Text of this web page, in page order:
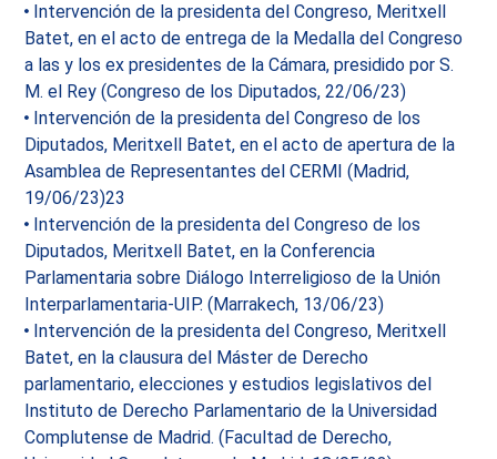
Intervención de la presidenta del Congreso, Meritxell
Batet, en el acto de entrega de la Medalla del Congreso
a las y los ex presidentes de la Cámara, presidido por S.
M. el Rey (Congreso de los Diputados, 22/06/23)
Intervención de la presidenta del Congreso de los
Diputados, Meritxell Batet, en el acto de apertura de la
Asamblea de Representantes del CERMI (Madrid,
19/06/23)23
Intervención de la presidenta del Congreso de los
Diputados, Meritxell Batet, en la Conferencia
Parlamentaria sobre Diálogo Interreligioso de la Unión
Interparlamentaria-UIP. (Marrakech, 13/06/23)
Intervención de la presidenta del Congreso, Meritxell
Batet, en la clausura del Máster de Derecho
parlamentario, elecciones y estudios legislativos del
Instituto de Derecho Parlamentario de la Universidad
Complutense de Madrid. (Facultad de Derecho,